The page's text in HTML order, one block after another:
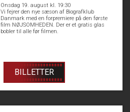
Onsdag 19. august kl. 19:30
Vi fejrer den nye sæson af Biografklub
Danmark med en forpremiere på den første
film NØJSOMHEDEN. Der er et gratis glas
bobler til alle før filmen.
BILLETTER